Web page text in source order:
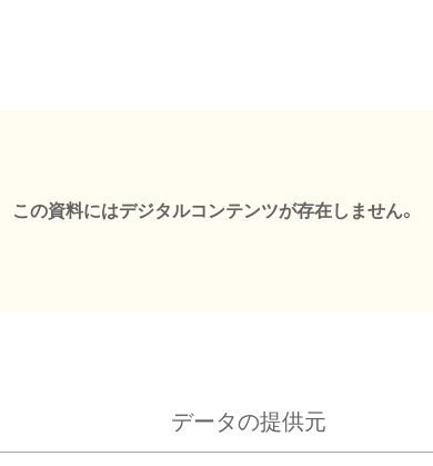
この資料にはデジタルコンテンツが存在しません。
データの提供元